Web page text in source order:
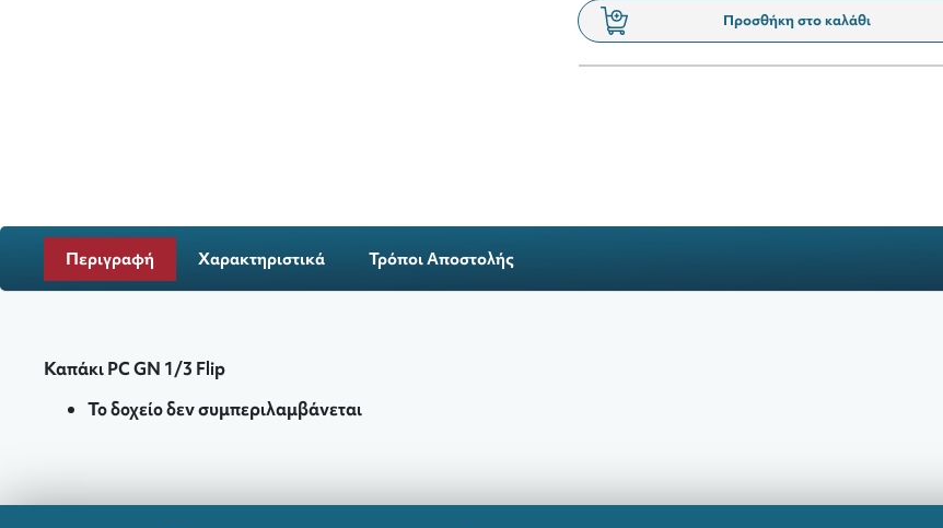
Προσθήκη στο καλάθι
Περιγραφή Χαρακτηριστικά Τρόποι Αποστολής
Καπάκι PC GN 1/3 Flip
Το δοχείο δεν συμπεριλαμβάνεται